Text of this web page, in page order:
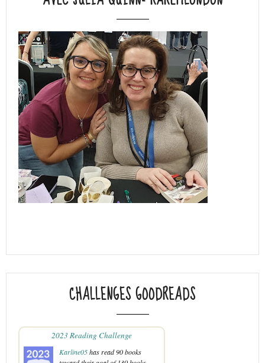
CHALLENGES GOODREADS
2023 Reading Challenge
Karline05has read 90 books